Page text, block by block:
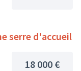
serre d'accueil
18 000 €